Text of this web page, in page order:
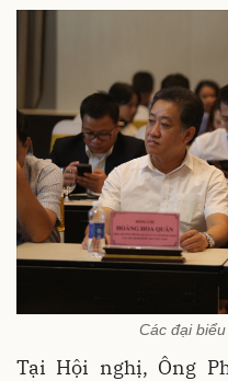
Các đại
Tại Hội nghị, Ông